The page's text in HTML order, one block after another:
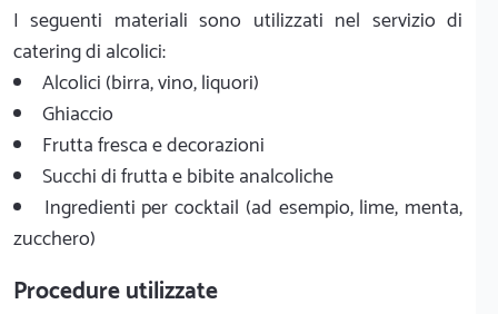
I seguenti materiali sono utilizzati nel servizio di
catering di alcolici:
Alcolici (birra, vino, liquori)
Ghiaccio
Frutta fresca e decorazioni
Succhi di frutta e bibite analcoliche
Ingredienti per cocktail (ad esempio, lime, menta,
zucchero)
Procedure utilizzate